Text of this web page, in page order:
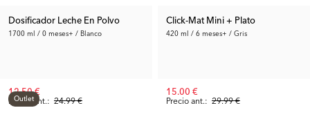
Dosificador Leche En Polvo
1700 ml / 0 meses+ / Blanco
Precio ant.: 24.99 €
12.50 €
Click-Mat Mini + Plato
420 ml / 6 meses+ / Gris
Precio ant.: 29.99 €
15.00 €
Outlet